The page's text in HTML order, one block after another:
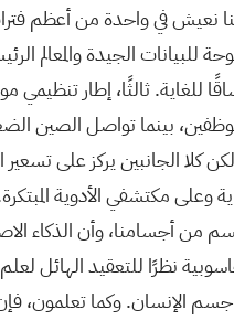
نعيش في واحدة من أعظم
الجيدة والمعالم
للغاية. ثالثًا، إطار
بينما تواصل الصين
كلا الجانبين يركز على
سيخفف العبء على متلقي الرعاية وعلى مكتشفي
من الإنصاف القول إن معظمكم يعلم الآن أن لدينا 37 تريليون خلية في كل
نظرًا للتعقيد الهائل
الذي انضم مؤخرًا إلى مجلس إدارة أنثروبيك، بأننا لا نفهم اليوم سوى أقل من 5%